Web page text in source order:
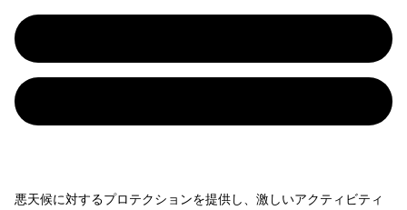
悪天候に対するプロテクションを提供し、激しいアクティビティ